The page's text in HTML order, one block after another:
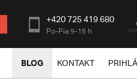
+420 725 419 680
Po-Pia 9-15 h
BLOG KONTAKT